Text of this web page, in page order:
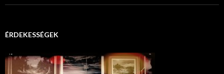
ÉRDEKESSÉGEK